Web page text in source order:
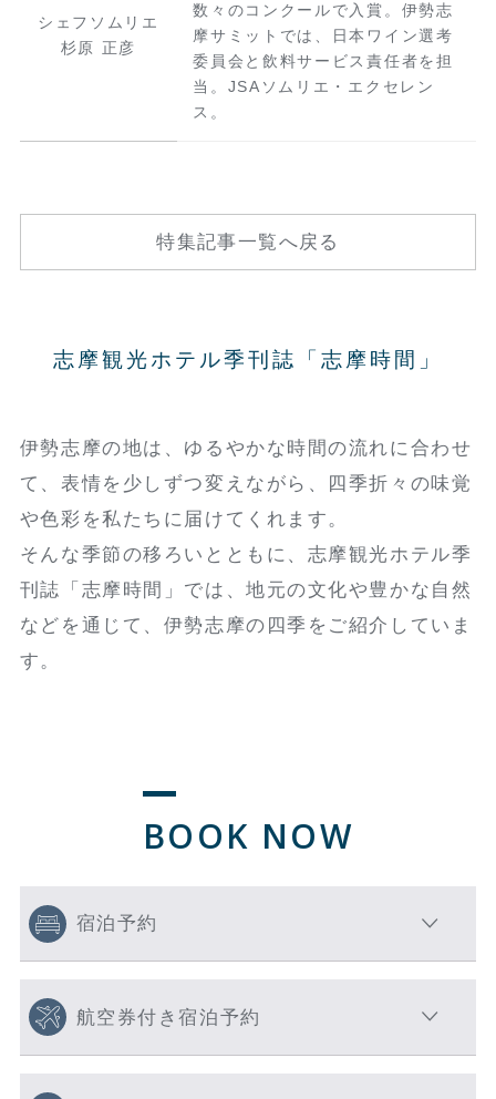
シェフソムリエ
杉原 正彦
数々のコンクールで入賞。伊勢志
摩サミットでは、日本ワイン選考
委員会と飲料サービス責任者を担
当。JSAソムリエ・エクセレン
ス。
特集記事一覧へ戻る
志摩観光ホテル季刊誌「志摩時間」
伊勢志摩の地は、ゆるやかな時間の流れに合わせ
て、表情を少しずつ変えながら、四季折々の味覚
や色彩を私たちに届けてくれます。
そんな季節の移ろいとともに、志摩観光ホテル季
刊誌「志摩時間」では、地元の文化や豊かな自然
などを通じて、伊勢志摩の四季をご紹介していま
す。
BOOK NOW
宿泊予約
航空券付き宿泊予約